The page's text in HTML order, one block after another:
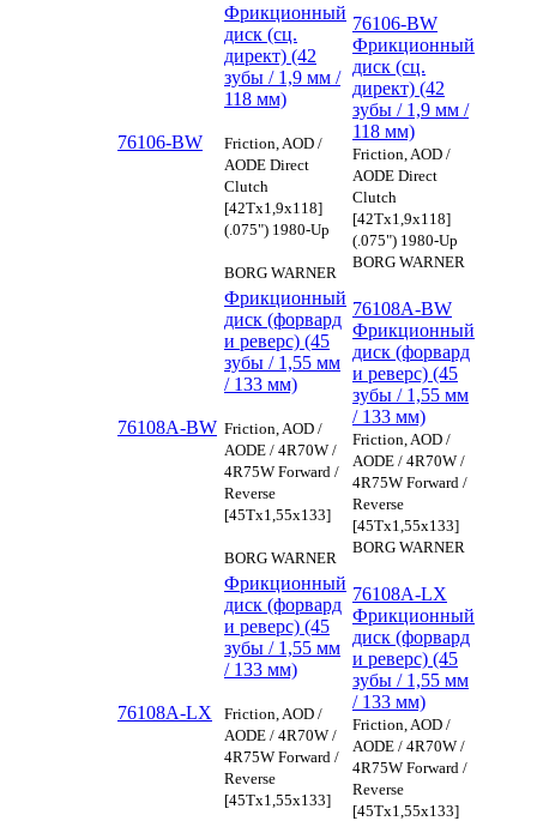
76106-BW
Фрикционный
диск (сц.
директ) (42
зубы / 1,9 мм /
118 мм)
Friction, AOD /
AODE Direct
Clutch
[42Tx1,9x118]
(.075") 1980-Up
BORG WARNER
76106-BW
Фрикционный
диск (сц.
директ) (42
зубы / 1,9 мм /
118 мм)
Friction, AOD /
AODE Direct
Clutch
[42Tx1,9x118]
(.075") 1980-Up
BORG WARNER
76108A-BW
Фрикционный
диск (форвард
и реверс) (45
зубы / 1,55 мм
/ 133 мм)
Friction, AOD /
AODE / 4R70W /
4R75W Forward /
Reverse
[45Tx1,55x133]
BORG WARNER
76108A-BW
Фрикционный
диск (форвард
и реверс) (45
зубы / 1,55 мм
/ 133 мм)
Friction, AOD /
AODE / 4R70W /
4R75W Forward /
Reverse
[45Tx1,55x133]
BORG WARNER
76108A-LX
Фрикционный
диск (форвард
и реверс) (45
зубы / 1,55 мм
/ 133 мм)
Friction, AOD /
AODE / 4R70W /
4R75W Forward /
Reverse
[45Tx1,55x133]
76108A-LX
Фрикционный
диск (форвард
и реверс) (45
зубы / 1,55 мм
/ 133 мм)
Friction, AOD /
AODE / 4R70W /
4R75W Forward /
Reverse
[45Tx1,55x133]